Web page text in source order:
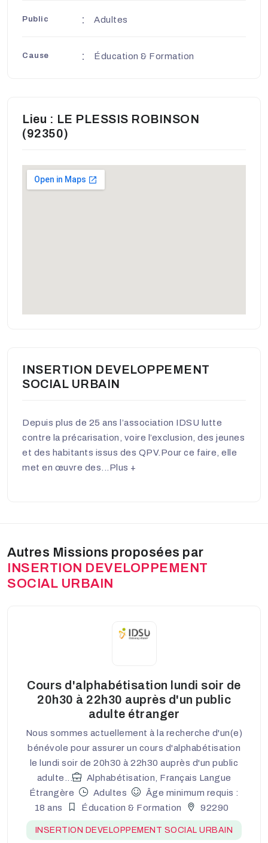
Public Adultes
Cause Éducation & Formation
Lieu : LE PLESSIS ROBINSON
(92350)
INSERTION DEVELOPPEMENT
SOCIAL URBAIN
Depuis plus de 25 ans l’association IDSU lutte
contre la précarisation, voire l’exclusion, des jeunes
et des habitants issus des QPV.Pour ce faire, elle
met en œuvre des... Plus +
Autres Missions proposées par
INSERTION DEVELOPPEMENT
SOCIAL URBAIN
Cours d'alphabétisation lundi soir de
20h30 à 22h30 auprès d'un public
adulte étranger
Nous sommes actuellement à la recherche d'un(e)
bénévole pour assurer un cours d'alphabétisation
le lundi soir de 20h30 à 22h30 auprès d'un public
adulte...
Alphabétisation, Français Langue
Étrangère
Adultes
Âge minimum requis :
18 ans
Éducation & Formation 92290
INSERTION DEVELOPPEMENT SOCIAL URBAIN